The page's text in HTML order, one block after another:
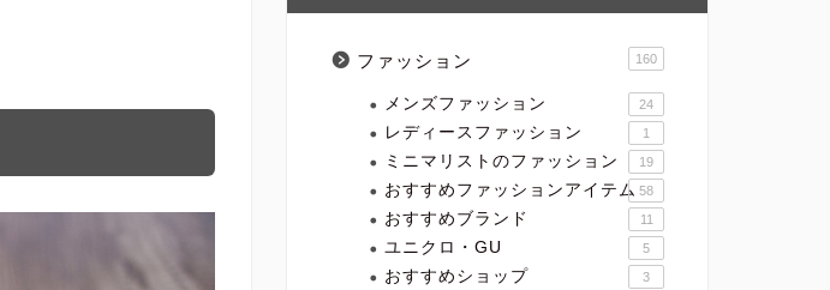
ファッション 160
メンズファッション 24
レディースファッション 1
ミニマリストのファッション 19
おすすめファッションアイテム 58
おすすめブランド 11
ユニクロ・GU 5
おすすめショップ 3